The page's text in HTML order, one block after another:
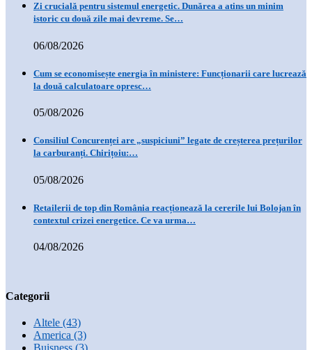
Zi crucială pentru sistemul energetic. Dunărea a atins un minim
istoric cu două zile mai devreme. Se…
06/08/2026
Cum se economisește energia în ministere: Funcționarii care lucrează
la două calculatoare opresc…
05/08/2026
Consiliul Concurenței are „suspiciuni” legate de creșterea prețurilor
la carburanți. Chirițoiu:…
05/08/2026
Retailerii de top din România reacționează la cererile lui Bolojan în
contextul crizei energetice. Ce va urma…
04/08/2026
Categorii
Altele (43)
America (3)
Buisness (3)